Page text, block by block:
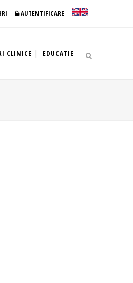
AUTENTIFICARE
CLINICE EDUCATIE